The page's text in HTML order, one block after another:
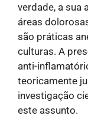
verdade, a sua
áreas
são práticas
culturas. A
anti-
teoricamente
investigação
este assunto.